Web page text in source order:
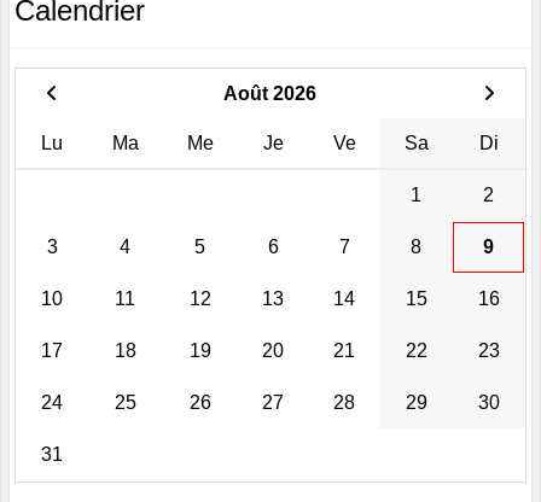
Calendrier
Août 2026
Lu Ma Me Je Ve Sa Di
1 2
3 4 5 6 7 8 9
10 11 12 13 14 15 16
17 18 19 20 21 22 23
24 25 26 27 28 29 30
31